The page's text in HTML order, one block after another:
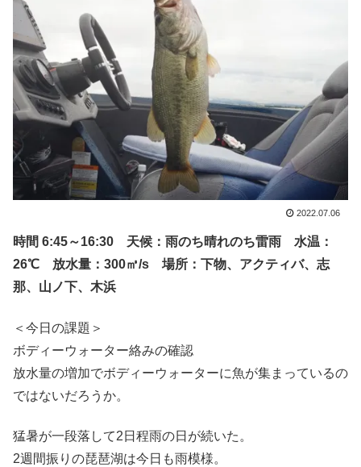
2022.07.06
時間 6:45～16:30 天候：雨のち晴れのち雷雨 水温：
26℃ 放水量：300㎥/s 場所：下物、アクティバ、志
那、山ノ下、木浜
＜今日の課題＞
ボディーウォーター絡みの確認
放水量の増加でボディーウォーターに魚が集まっているの
ではないだろうか。
猛暑が一段落して2日程雨の日が続いた。
2週間振りの琵琶湖は今日も雨模様。